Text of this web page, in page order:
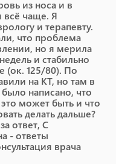
из носа и в
всё чаще. Я
и терапевту.
что проблема
но я мерила
и стабильно
(ок. 125/80). По
на КТ, но там в
было написано, что
может быть и что
делать дальше?
ответ, С
- ответы
врача